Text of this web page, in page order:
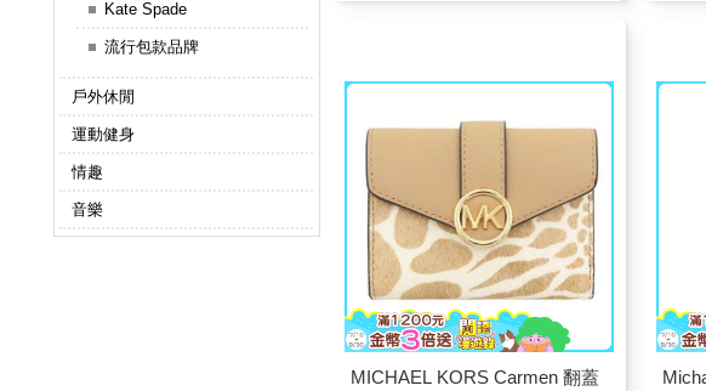
Kate Spade
流行包款品牌
戶外休閒
運動健身
情趣
音樂
MICHAEL KORS Carmen 翻蓋